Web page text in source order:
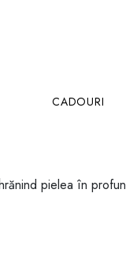
CADOURI
pielea în